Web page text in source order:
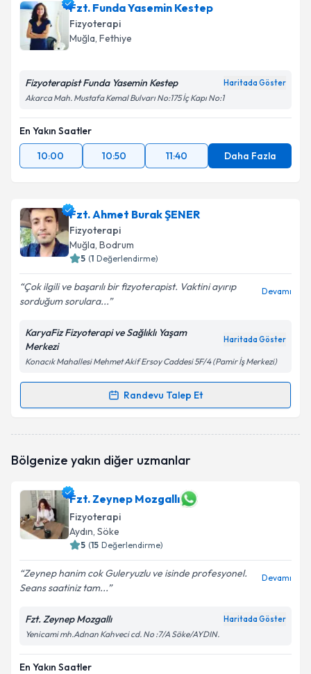
Fzt. Funda Yasemin Kestep
Fizyoterapi
Muğla, Fethiye
Fizyoterapist Funda Yasemin Kestep Haritada Göster
Akarca Mah. Mustafa Kemal Bulvarı No:175 İç Kapı No:1
En Yakın Saatler
10:00
10:50 11:40 Daha Fazla
Fzt. Ahmet Burak ŞENER
Fizyoterapi
Muğla, Bodrum
5 (1 Değerlendirme)
Çok ilgili ve başarılı bir fizyoterapist. Vaktini ayırıp
sorduğum sorulara...
Devamı
KaryaFiz Fizyoterapi ve Sağlıklı Yaşam
Merkezi
Haritada Göster
Konacık Mahallesi Mehmet Akif Ersoy Caddesi 5F/4 (Pamir İş Merkezi)
Randevu Talep Et
Randevu Takvimi Talebi
oluşturun. Size bu uzmandan randevu almanız için bir
E-posta Adresiniz
Kişisel verilerimin işlenmesine ilişkinAydınlatma
Metni'ni okudum ve kişisel verilerimin belirtilen
Bölgenize yakın diğer uzmanlar
Fzt. Zeynep Mozgallı
Fizyoterapi
Aydın, Söke
5 (15 Değerlendirme)
Zeynep hanim cok Guleryuzlu ve isinde profesyonel.
Seans saatiniz tam...
Devamı
Fzt. Zeynep Mozgallı Haritada Göster
Yenicami mh.Adnan Kahveci cd. No :7/A Söke/AYDIN.
En Yakın Saatler